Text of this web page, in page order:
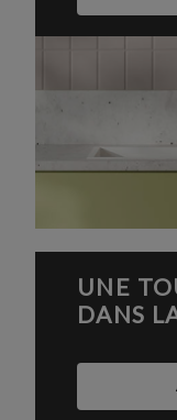
UNE
DANS